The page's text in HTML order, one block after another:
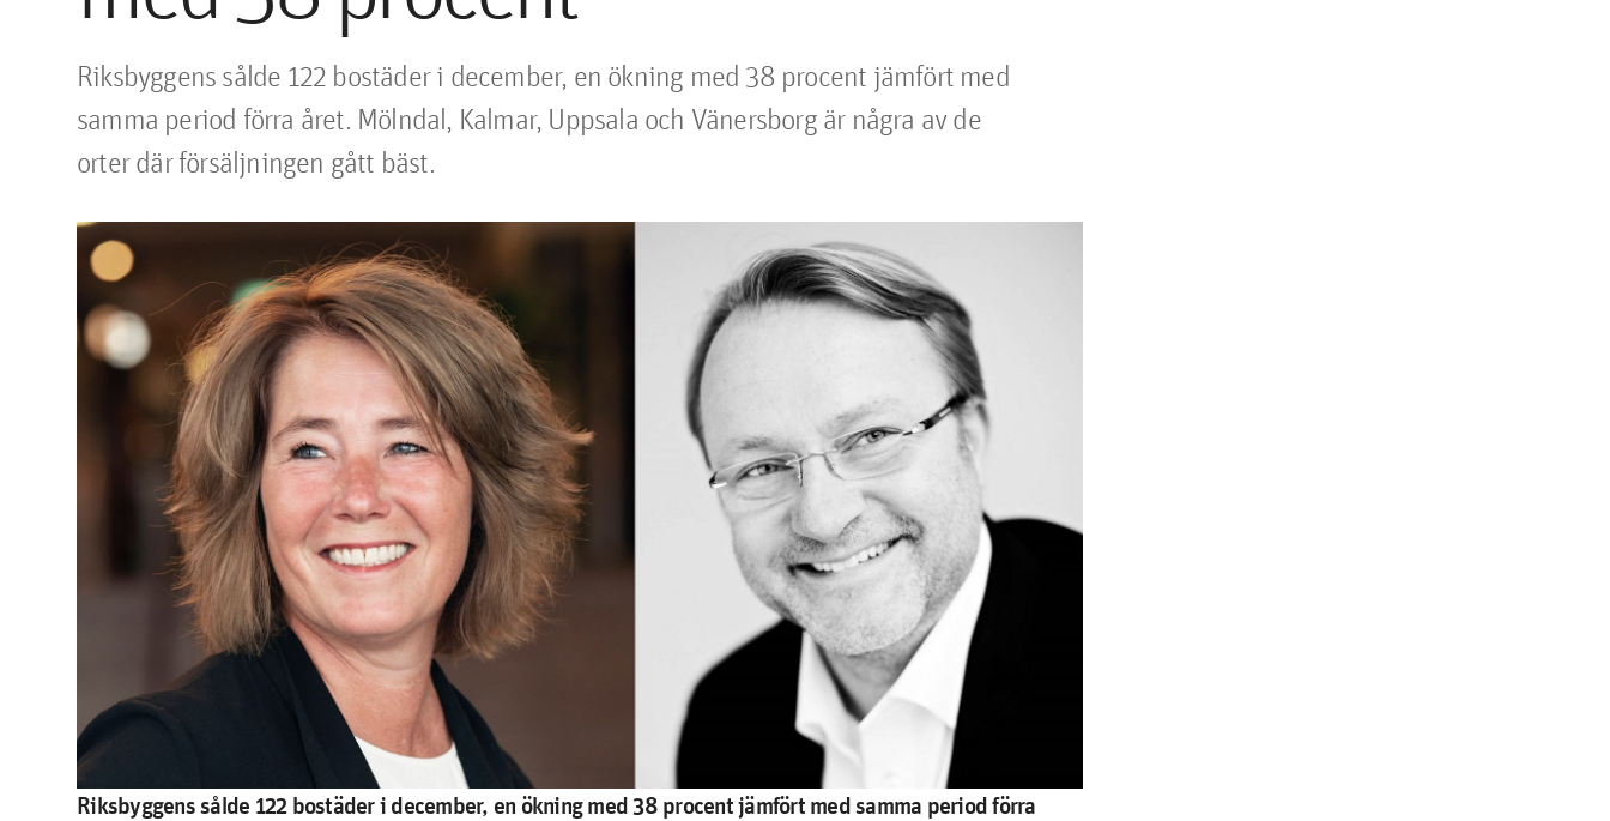
​Riksbyggens sålde 122 bostäder i december, en ökning med 38 procent jämfört med
samma period förra året. Mölndal, Kalmar, Uppsala och Vänersborg är några av de
orter där försäljningen gått bäst.
Riksbyggens sålde 122 bostäder i december, en ökning med 38 procent jämfört med samma period förra